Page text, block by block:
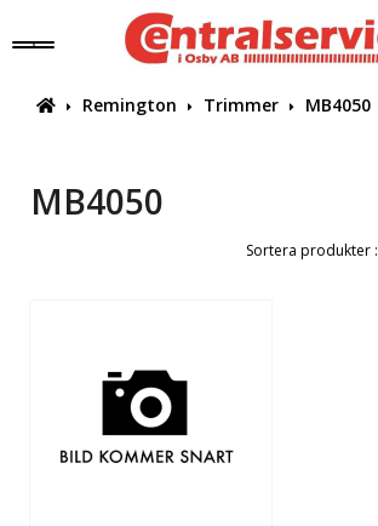
Remington Trimmer MB4050
MB4050
Sortera produkter :